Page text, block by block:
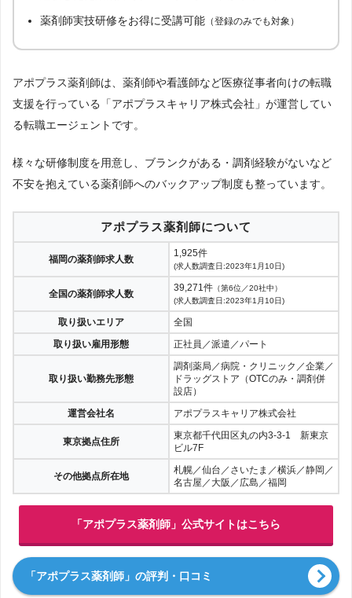
薬剤師実技研修をお得に受講可能（登録のみでも対象）
アポプラス薬剤師は、薬剤師や看護師など医療従事者向けの転職
支援を行っている「アポプラスキャリア株式会社」が運営してい
る転職エージェントです。
様々な研修制度を用意し、ブランクがある・調剤経験がないなど
不安を抱えている薬剤師へのバックアップ制度も整っています。
アポプラス薬剤師について
福岡の薬剤師求人数
1,925件
(求人数調査日:2023年1月10日)
全国の薬剤師求人数
39,271件 （第6位／20社中）
(求人数調査日:2023年1月10日)
取り扱いエリア
全国
取り扱い雇用形態
正社員／派遣／パート
取り扱い勤務先形態
調剤薬局／病院・クリニック／企業／
ドラッグストア（OTCのみ・調剤併
設店）
運営会社名
アポプラスキャリア株式会社
東京拠点住所
東京都千代田区丸の内3-3-1 新東京
ビル7F
その他拠点所在地
札幌／仙台／さいたま／横浜／静岡／
名古屋／大阪／広島／福岡
「アポプラス薬剤師」公式サイトはこちら
「アポプラス薬剤師」の評判・口コミ